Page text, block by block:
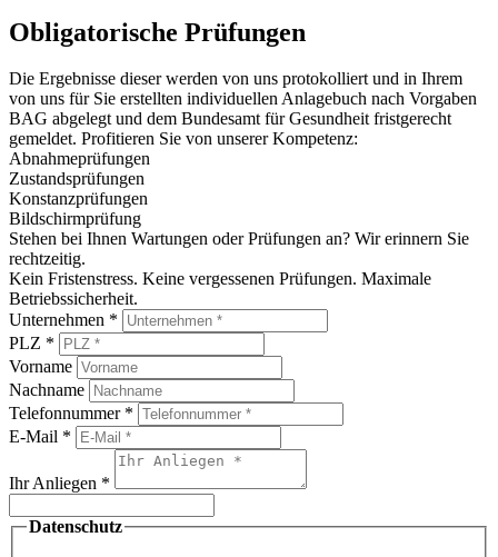
Obligatorische Prüfungen
Die Ergebnisse dieser werden von uns protokolliert und in Ihrem
von uns für Sie erstellten individuellen Anlagebuch nach Vorgaben
BAG abgelegt und dem Bundesamt für Gesundheit fristgerecht
gemeldet. Profitieren Sie von unserer Kompetenz:
Abnahmeprüfungen
Zustandsprüfungen
Konstanzprüfungen
Bildschirmprüfung
Stehen bei Ihnen Wartungen oder Prüfungen an? Wir erinnern Sie
rechtzeitig.
Kein Fristenstress. Keine vergessenen Prüfungen. Maximale
Betriebssicherheit.
Unternehmen *
PLZ *
Vorname
Nachname
Telefonnummer *
E-Mail *
Ihr Anliegen *
Datenschutz